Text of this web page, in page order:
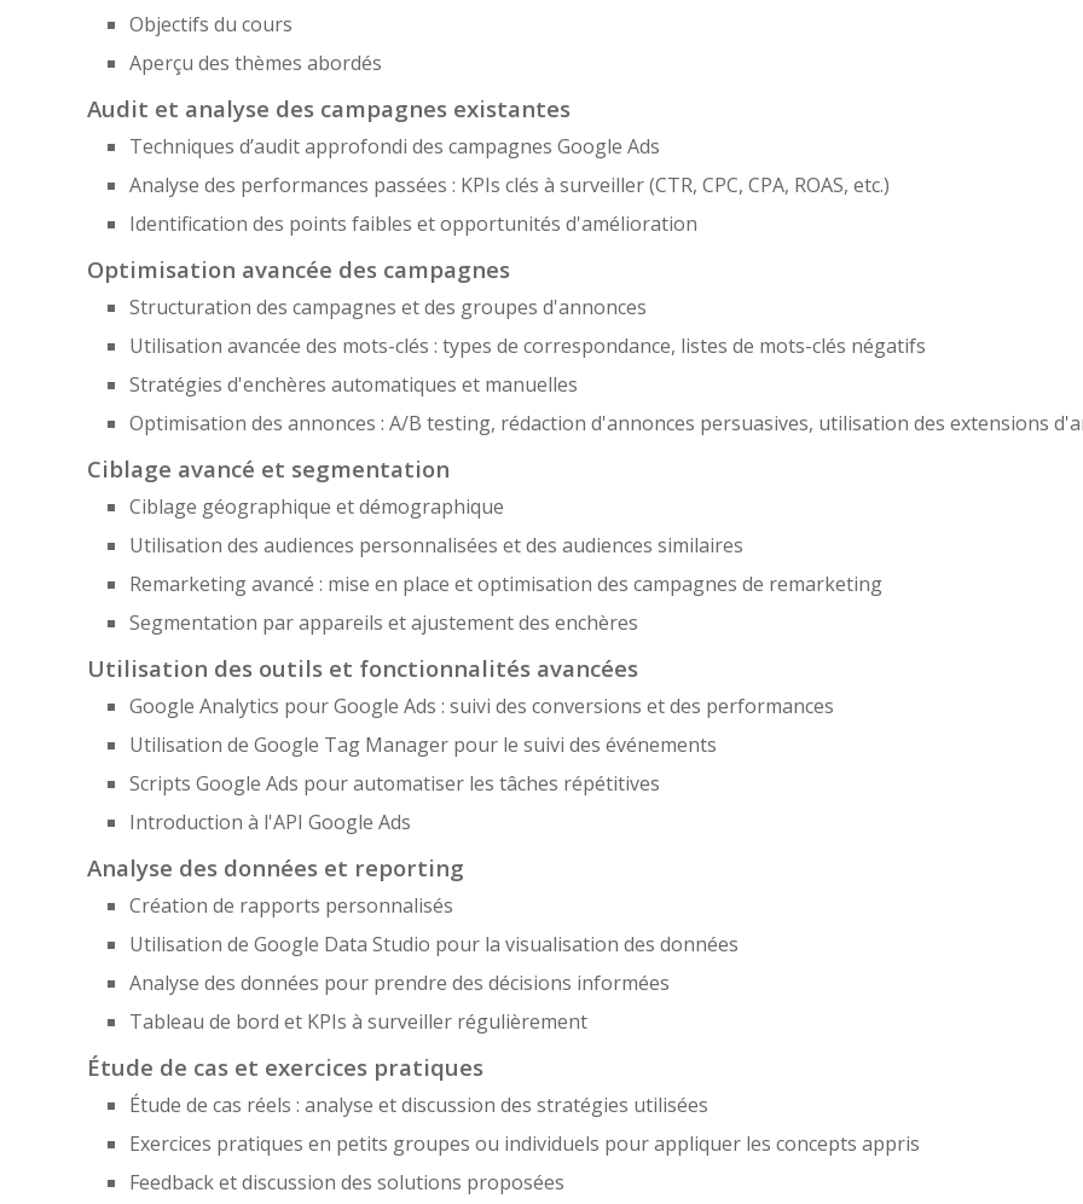
Objectifs du cours
Aperçu des thèmes abordés
Audit et analyse des campagnes existantes
Techniques d’audit approfondi des campagnes Google Ads
Analyse des performances passées : KPIs clés à surveiller (CTR, CPC, CPA, ROAS, etc.)
Identification des points faibles et opportunités d'amélioration
Optimisation avancée des campagnes
Structuration des campagnes et des groupes d'annonces
Utilisation avancée des mots-clés : types de correspondance, listes de mots-clés négatifs
Stratégies d'enchères automatiques et manuelles
Optimisation des annonces : A/B testing, rédaction d'annonces persuasives, utilisation des extensions
Ciblage avancé et segmentation
Ciblage géographique et démographique
Utilisation des audiences personnalisées et des audiences similaires
Remarketing avancé : mise en place et optimisation des campagnes de remarketing
Segmentation par appareils et ajustement des enchères
Utilisation des outils et fonctionnalités avancées
Google Analytics pour Google Ads : suivi des conversions et des performances
Utilisation de Google Tag Manager pour le suivi des événements
Scripts Google Ads pour automatiser les tâches répétitives
Introduction à l'API Google Ads
Analyse des données et reporting
Création de rapports personnalisés
Utilisation de Google Data Studio pour la visualisation des données
Analyse des données pour prendre des décisions informées
Tableau de bord et KPIs à surveiller régulièrement
Étude de cas et exercices pratiques
Étude de cas réels : analyse et discussion des stratégies utilisées
Exercices pratiques en petits groupes ou individuels pour appliquer les concepts appris
Feedback et discussion des solutions proposées